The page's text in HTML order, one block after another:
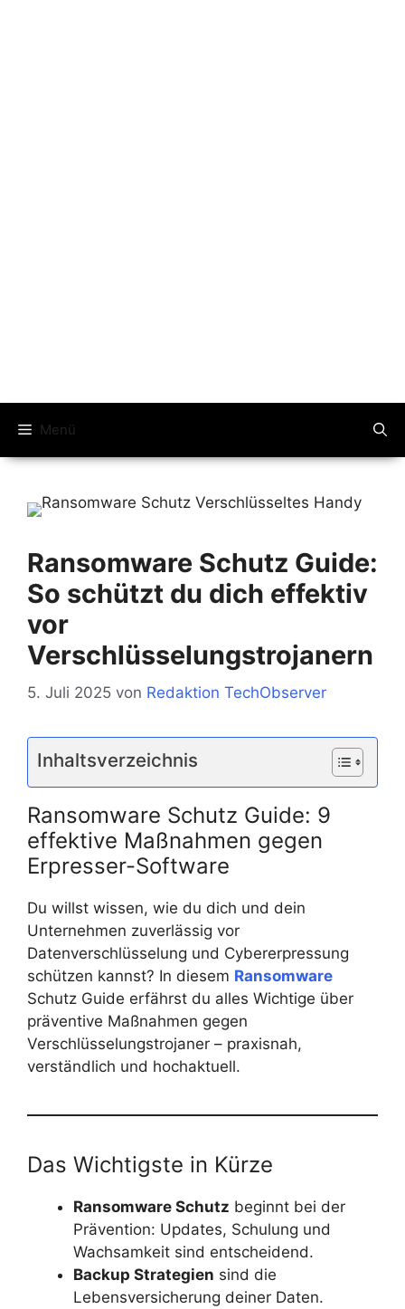
Menü
Ransomware Schutz Guide:
So schützt du dich effektiv
vor
Verschlüsselungstrojanern
5. Juli 2025 von Redaktion TechObserver
Inhaltsverzeichnis
Ransomware Schutz Guide: 9
effektive Maßnahmen gegen
Erpresser-Software
Du willst wissen, wie du dich und dein
Unternehmen zuverlässig vor
Datenverschlüsselung und Cybererpressung
schützen kannst? In diesem Ransomware
Schutz Guide erfährst du alles Wichtige über
präventive Maßnahmen gegen
Verschlüsselungstrojaner – praxisnah,
verständlich und hochaktuell.
Das Wichtigste in Kürze
Ransomware Schutz beginnt bei der
Prävention: Updates, Schulung und
Wachsamkeit sind entscheidend.
Backup Strategien sind die
Lebensversicherung deiner Daten.